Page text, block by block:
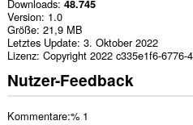
Downloads 48.745
Version 1.0
Größe 21,9 MB
Letztes Update 3. Oktober 2022
Lizenz Copyright 2022 c335e1f6-6776-
Nutzer-Feedback
Kommentare:% 1